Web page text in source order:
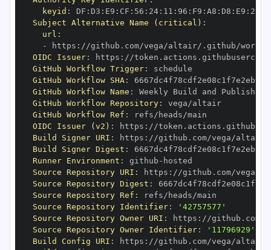
keyid : DF : D3 : E9 : CF : 56 : 24: 11 : 96 : F9 : A8 : D8 : E9 : 28
Subject Alternative Name (critical) :
url :
-
https :
OIDC Issuer: https :
GitHub Workflow Trigger:
GitHub Workflow SHA:
GitHub Workflow Name :
GitHub Workflow Repository:
vega/altair
GitHub Workflow Ref :
OIDC Issuer (v2) : https :
Build Signer URI : https :
Build Signer Digest :
Runner Environment : github -
Source Repository URI : https :
Source Repository Digest :
Source Repository Ref :
Source Repository Identifier:
'42757577'
Source Repository Owner URI : https :
Source Repository Owner Identifier:
'11796929'
Build Config URI : https :